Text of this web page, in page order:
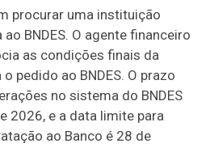
procurar uma instituição
BNDES. O agente financeiro
as condições finais da
pedido ao BNDES. O prazo
no sistema do BNDES
2026, e a data limite para
ao Banco é 28 de